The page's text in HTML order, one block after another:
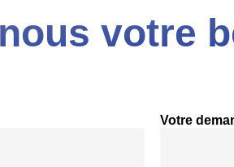
votre
Votre